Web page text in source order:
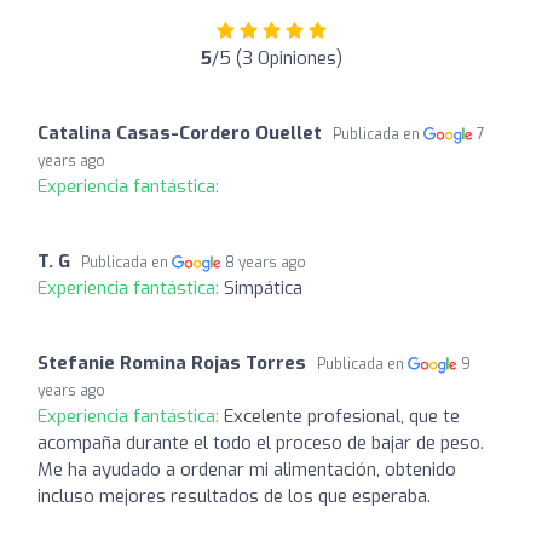
5/5 (3 Opiniones)
Catalina Casas-Cordero Ouellet Publicada en
7
years ago
Experiencia fantástica:
T. G Publicada en 8 years ago
Experiencia fantástica: Simpática
Stefanie Romina Rojas Torres Publicada en
9
years ago
Experiencia fantástica: Excelente profesional, que te
acompaña durante el todo el proceso de bajar de peso.
Me ha ayudado a ordenar mi alimentación, obtenido
incluso mejores resultados de los que esperaba.